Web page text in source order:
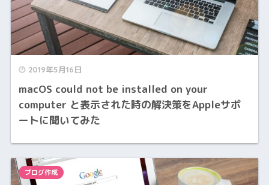
2019年5月16日
macOS could not be installed on your
computer と表示された時の解決策をAppleサポ
ートに聞いてみた
ブログ作成